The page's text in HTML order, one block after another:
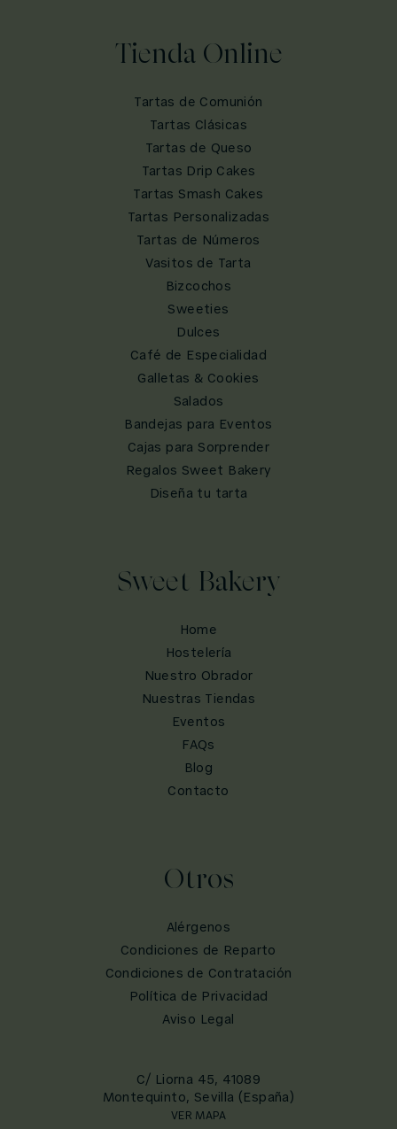
Tienda Online
Tartas de Comunión
Tartas Clásicas
Tartas de Queso
Tartas Drip Cakes
Tartas Smash Cakes
Tartas Personalizadas
Tartas de Números
Vasitos de Tarta
Bizcochos
Sweeties
Dulces
Café de Especialidad
Galletas & Cookies
Salados
Bandejas para Eventos
Cajas para Sorprender
Regalos Sweet Bakery
Diseña tu tarta
Sweet Bakery
Home
Hostelería
Nuestro Obrador
Nuestras Tiendas
Eventos
FAQs
Blog
Contacto
Otros
Alérgenos
Condiciones de Reparto
Condiciones de Contratación
Política de Privacidad
Aviso Legal
C/ Liorna 45, 41089
Montequinto, Sevilla (España)
VER MAPA